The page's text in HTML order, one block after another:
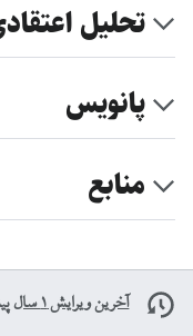
تحلیل
پانویس
منابع
آخرین ویرایش ۱ سال پیش